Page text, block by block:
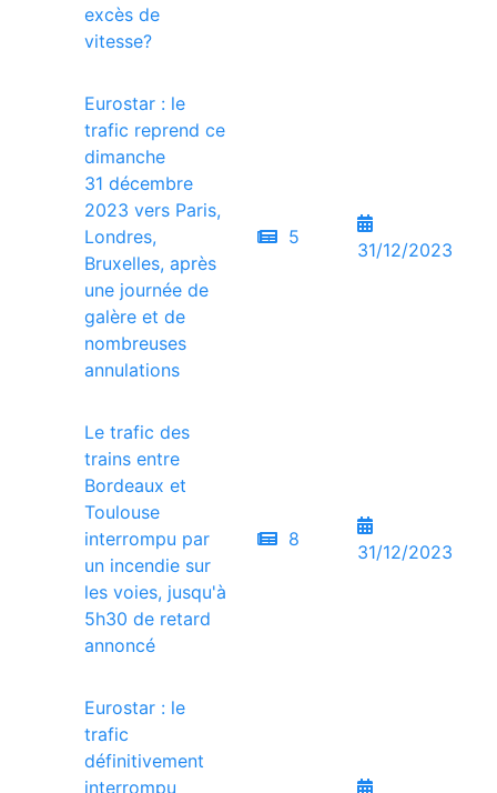
excès de
vitesse?
Eurostar : le
trafic reprend ce
dimanche
31 décembre
2023 vers Paris,
Londres,
Bruxelles, après
une journée de
galère et de
nombreuses
annulations
5
31/12/2023
Le trafic des
trains entre
Bordeaux et
Toulouse
interrompu par
un incendie sur
les voies, jusqu'à
5h30 de retard
annoncé
8
31/12/2023
Eurostar : le
trafic
définitivement
interrompu